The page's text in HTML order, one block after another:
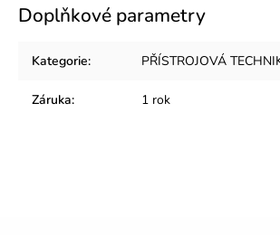
Doplňkové parametry
Kategorie: PŘÍSTROJOVÁ
Záruka: 1 rok